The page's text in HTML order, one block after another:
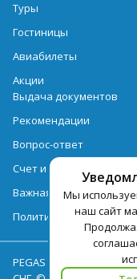
Мы
наш сайт
Туры
Гостиницы
Авиабилеты
Акции
Выдача документов
Рекомендации
Вопрос-ответ
Счет и оплата
Важная информация по
Политика обработки
PEGAS Touristik —